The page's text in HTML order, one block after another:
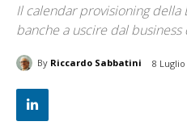
Il calendar provisioning della
banche a uscire dal business
By Riccardo Sabbatini 8 Luglio